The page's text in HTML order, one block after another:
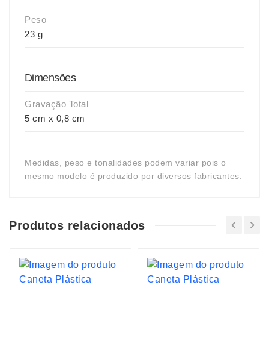
Peso
23 g
Dimensões
Gravação Total
5 cm x 0,8 cm
Medidas, peso e tonalidades podem variar pois o
mesmo modelo é produzido por diversos fabricantes.
Produtos relacionados